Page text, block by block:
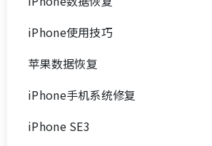
iPhone使用技巧
苹果数据恢复
iPhone手机系统修复
iPhone SE3